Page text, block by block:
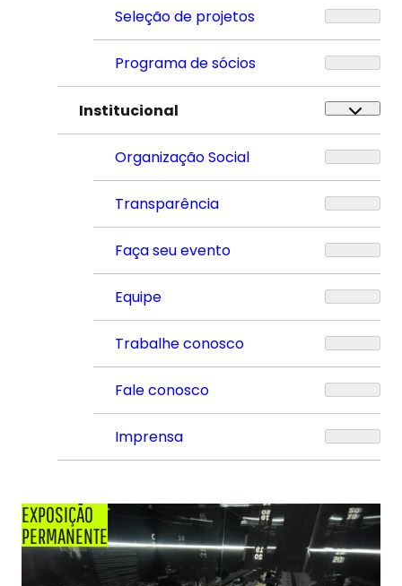
Seleção de projetos
Programa de sócios
Institucional
Organização Social
Transparência
Faça seu evento
Equipe
Trabalhe conosco
Fale conosco
Imprensa
EXPOSIÇÃO
PERMANENTE